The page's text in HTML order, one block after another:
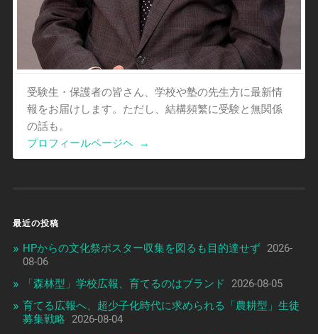
受験生・保護者の皆さん、学校や塾の先生方に最新情
報をお届けします。ただし、結構頻繁に受験と無関係
の話も。
プロフィールページヘ
→
最近の投稿
HPからの文化祭ポスター収集を図るも目的達せず
2026-
08-06
「森林型」学校広報、育てるのはブランド
2026-08-05
育てる広報へ、超少子化時代に求められる「農耕型」生徒
募集戦略
2026-08-04